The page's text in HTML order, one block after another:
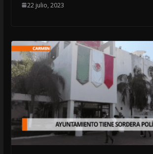
22 julio, 2023